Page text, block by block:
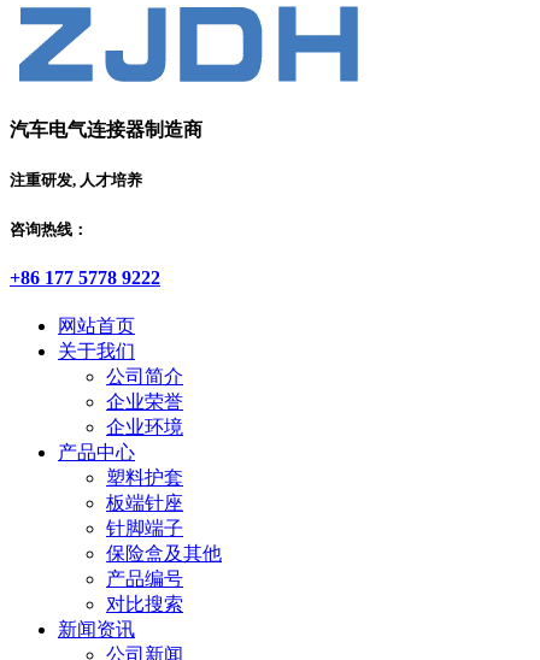
汽车电气连接器制造商
注重研发, 人才培养
咨询热线：
+86 177 5778 9222
网站首页
关于我们
公司简介
企业荣誉
企业环境
产品中心
塑料护套
板端针座
针脚端子
保险盒及其他
产品编号
对比搜索
新闻资讯
公司新闻